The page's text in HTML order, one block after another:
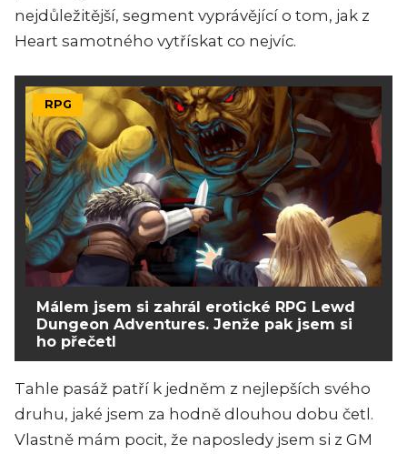
nejdůležitější, segment vyprávějící o tom, jak z
Heart samotného vytřískat co nejvíc.
RPG
Málem jsem si zahrál erotické RPG Lewd
Dungeon Adventures. Jenže pak jsem si
ho přečetl
Tahle pasáž patří k jedněm z nejlepších svého
druhu, jaké jsem za hodně dlouhou dobu četl.
Vlastně mám pocit, že naposledy jsem si z GM